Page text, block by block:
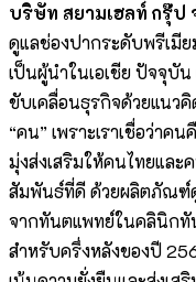
บริษัท สยามเฮลท์ กรุ๊ป
ดูแลช่องปากระดับพรีเมี
เป็นผู้นำในเอเชีย ปัจจุบัน
ขับเคลื่อนธุรกิจด้วยแนว
“คน” เพราะเราเชื่อว่าค
มุ่งส่งเสริมให้คนไทยแล
สัมพันธ์ที่ดี ด้วยผลิตภัณฑ์
จากทันตแพทย์ในคลินิกทั
สำหรับครึ่งหลังของปี